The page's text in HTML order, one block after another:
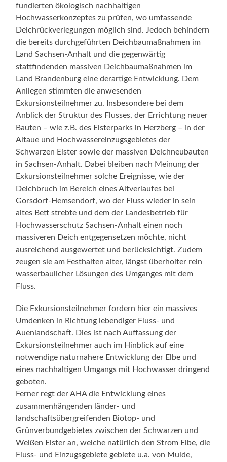
fundierten ökologisch nachhaltigen
Hochwasserkonzeptes zu prüfen, wo umfassende
Deichrückverlegungen möglich sind. Jedoch behindern
die bereits durchgeführten Deichbaumaßnahmen im
Land Sachsen-Anhalt und die gegenwärtig
stattfindenden massiven Deichbaumaßnahmen im
Land Brandenburg eine derartige Entwicklung. Dem
Anliegen stimmten die anwesenden
Exkursionsteilnehmer zu. Insbesondere bei dem
Anblick der Struktur des Flusses, der Errichtung neuer
Bauten – wie z.B. des Elsterparks in Herzberg – in der
Altaue und Hochwassereinzugsgebietes der
Schwarzen Elster sowie der massiven Deichneubauten
in Sachsen-Anhalt. Dabei bleiben nach Meinung der
Exkursionsteilnehmer solche Ereignisse, wie der
Deichbruch im Bereich eines Altverlaufes bei
Gorsdorf-Hemsendorf, wo der Fluss wieder in sein
altes Bett strebte und dem der Landesbetrieb für
Hochwasserschutz Sachsen-Anhalt einen noch
massiveren Deich entgegensetzen möchte, nicht
ausreichend ausgewertet und berücksichtigt. Zudem
zeugen sie am Festhalten alter, längst überholter rein
wasserbaulicher Lösungen des Umganges mit dem
Fluss.
Die Exkursionsteilnehmer fordern hier ein massives
Umdenken in Richtung lebendiger Fluss- und
Auenlandschaft. Dies ist nach Auffassung der
Exkursionsteilnehmer auch im Hinblick auf eine
notwendige naturnahere Entwicklung der Elbe und
eines nachhaltigen Umgangs mit Hochwasser dringend
geboten.
Ferner regt der AHA die Entwicklung eines
zusammenhängenden länder- und
landschaftsübergreifenden Biotop- und
Grünverbundgebietes zwischen der Schwarzen und
Weißen Elster an, welche natürlich den Strom Elbe, die
Fluss- und Einzugsgebiete gebiete u.a. von Mulde,